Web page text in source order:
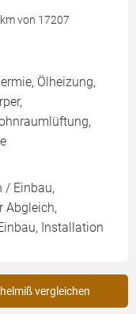
von 17207
Ölheizung,
/ Einbau,
Abgleich,
Installation
vergleichen